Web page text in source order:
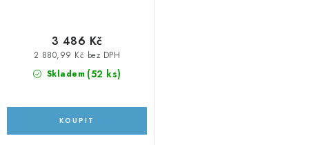
Skladem (52 ks)
2 880,99 Kč bez DPH
3 486 Kč